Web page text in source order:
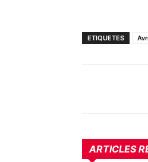
ETIQUETES
ARTICLES